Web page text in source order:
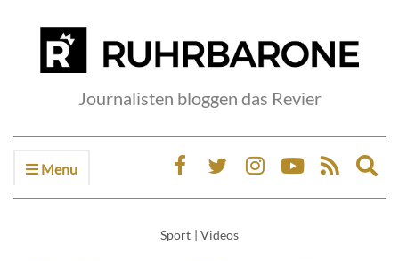
Journalisten bloggen das Revier
Menu
Sport | Videos